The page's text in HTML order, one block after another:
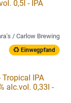
0,5l - IPA
/ Carlow Brewing
Einwegpfand
Tropical IPA
alc.vol. 0,33l -